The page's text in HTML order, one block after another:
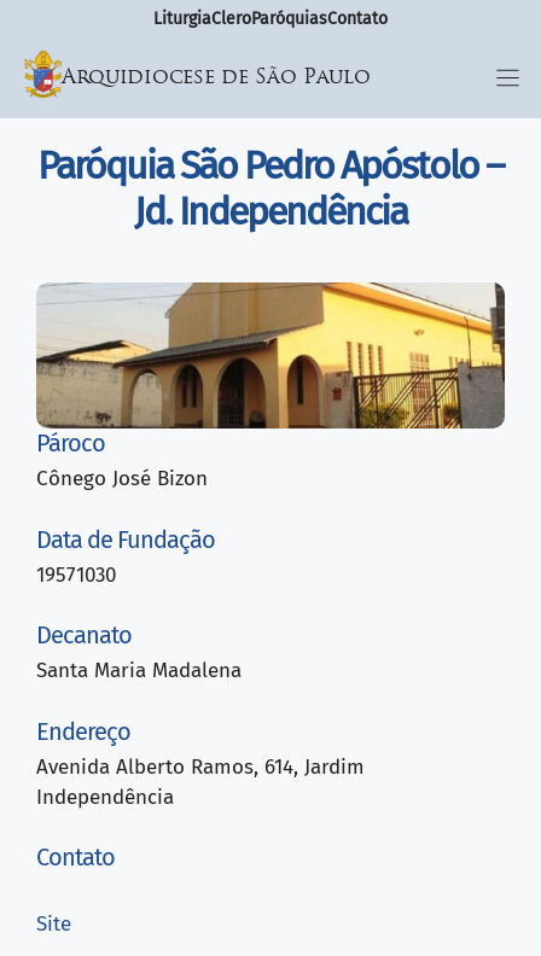
LiturgiaCleroParóquiasContato
Arquidiocese de São Paulo
Paróquia São Pedro Apóstolo –
Jd. Independência
Pároco
Cônego José Bizon
Data de Fundação
19571030
Decanato
Santa Maria Madalena
Endereço
Avenida Alberto Ramos, 614, Jardim
Independência
Contato
Site